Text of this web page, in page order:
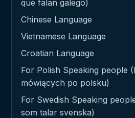
que falan galego)
Chinese Language
Vietnamese Language
Croatian Language
For Polish Speaking people
mówiących po polsku)
For Swedish Speaking
som talar svenska)